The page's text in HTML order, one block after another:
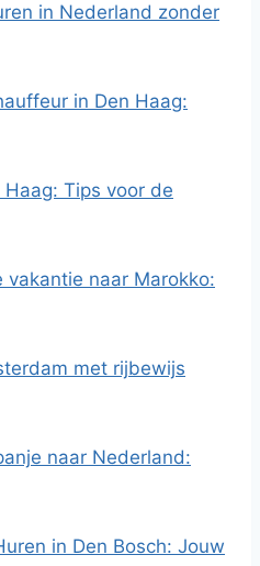
in Nederland zonder
in Den Haag:
Tips voor de
vakantie naar Marokko:
met rijbewijs
naar Nederland:
in Den Bosch: Jouw